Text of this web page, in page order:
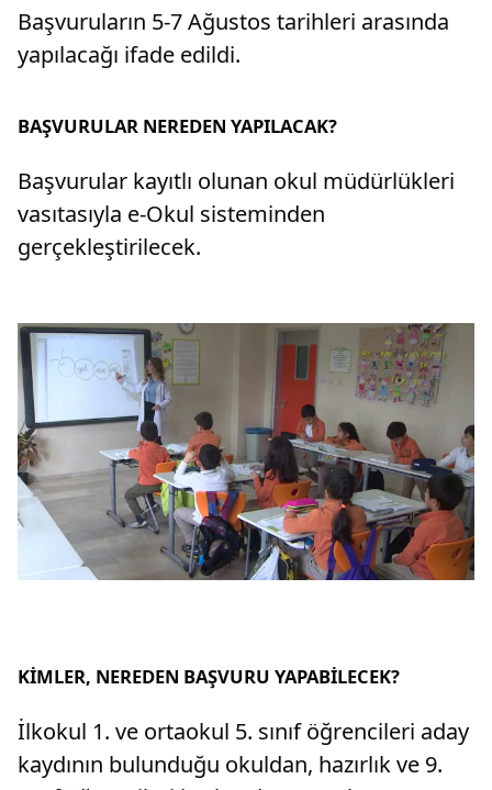
Başvuruların 5-7 Ağustos tarihleri arasında
yapılacağı ifade edildi.
BAŞVURULAR NEREDEN YAPILACAK?
Başvurular kayıtlı olunan okul müdürlükleri
vasıtasıyla e-Okul sisteminden
gerçekleştirilecek.
KİMLER, NEREDEN BAŞVURU YAPABİLECEK?
İlkokul 1. ve ortaokul 5. sınıf öğrencileri aday
kaydının bulunduğu okuldan, hazırlık ve 9.